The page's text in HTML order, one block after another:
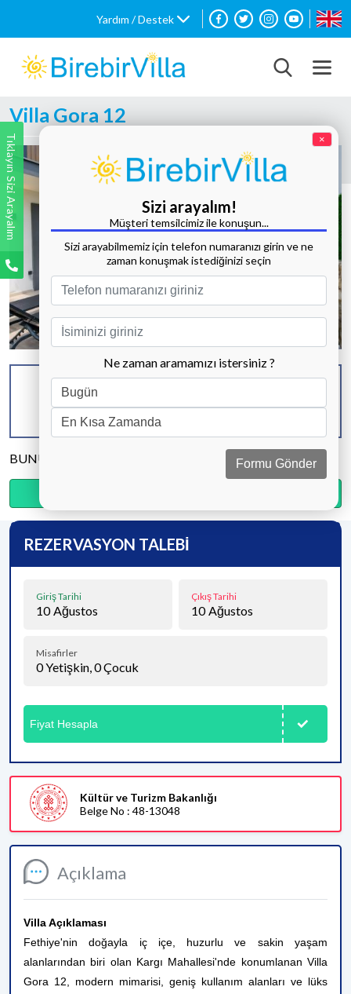
Yardım / Destek
Villa Gora 12
Tüm Fotoğrafları Göster
KAPASİTE
8 KİŞİ
BANYO & WC
3 ADET
YATAK ODASI
BUNU PAYLAŞ
Açıklama
Villa Açıklaması
Fethiye'nin doğayla iç içe, huzurlu ve sakin yaşam
alanlarından biri olan Kargı Mahallesi'nde konumlanan Villa
Gora 12, modern mimarisi, geniş kullanım alanları ve lüks
REZERVASYON TALEBİ
Giriş Tarihi
10 Ağustos
Çıkış Tarihi
10 Ağustos
Misafirler
0Yetişkin,0Çocuk
Fiyat Hesapla
Kültür ve Turizm Bakanlığı
Belge No : 48-13048
Tıklayın Sizi Arayalım ×
Sizi arayalım!
Müşteri temsilcimiz ile konuşun...
Sizi arayabilmemiz için telefon numaranızı girin ve ne
zaman konuşmak istediğinizi seçin
Ne zaman aramamızı istersiniz ?
Formu Gönder